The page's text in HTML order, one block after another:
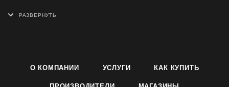
О КОМПАНИИ УСЛУГИ КАК КУПИТЬ